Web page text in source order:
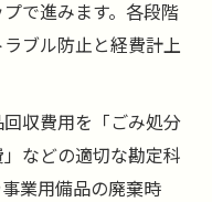
で進みます。各段階
ブル防止と経費計上
収費用を「ごみ処分
などの適切な勘定科
業用備品の廃棄時